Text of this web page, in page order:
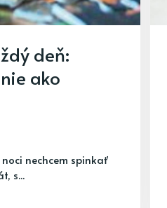
deň:
ako
nechcem spinkať
s...